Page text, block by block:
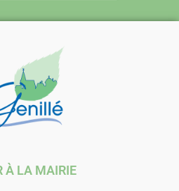
À LA MAIRIE